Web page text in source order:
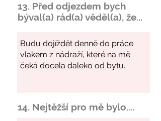
13. Před odjezdem bych
býval(a) rád(a) věděl(a), že...
14. Nejtěžší pro mě bylo....